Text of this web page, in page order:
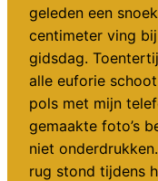
geleden een
centimeter ving
gidsdag.
alle euforie
pols met mijn
gemaakte foto’s
niet
rug stond tijdens